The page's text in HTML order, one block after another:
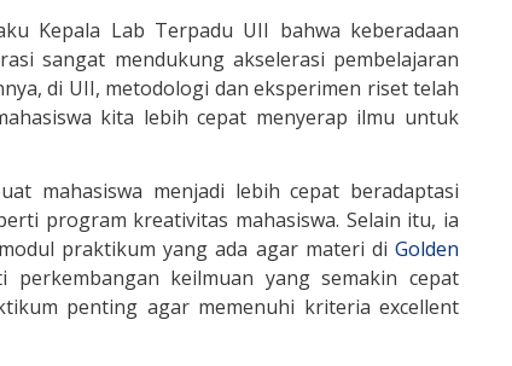
Kepala Lab Terpadu UII bahwa keberadaan
sangat mendukung akselerasi pembelajaran
di UII, metodologi dan eksperimen riset telah
kita lebih cepat menyerap ilmu untuk
mahasiswa menjadi lebih cepat beradaptasi
program kreativitas mahasiswa. Selain itu, ia
praktikum yang ada agar materi di Golden
keilmuan yang semakin cepat
penting agar memenuhi kriteria excellent